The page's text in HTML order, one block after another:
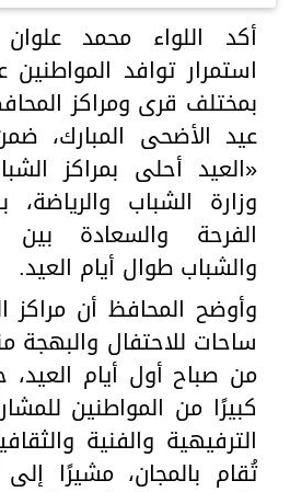
أكد اللواء محمد
استمرار توافد
بمختلف قرى ومراكز
عيد الأضحى المبارك،
«العيد أحلى بمراكز
وزارة الشباب
الفرحة والسعادة بين
والشباب طوال أيام العيد.
وأوضح المحافظ أن مراكز
ساحات للاحتفال والبهجة
من صباح أول أيام
كبيرًا من المواطنين
الترفيهية والفنية
تُقام بالمجان، مشيرًا